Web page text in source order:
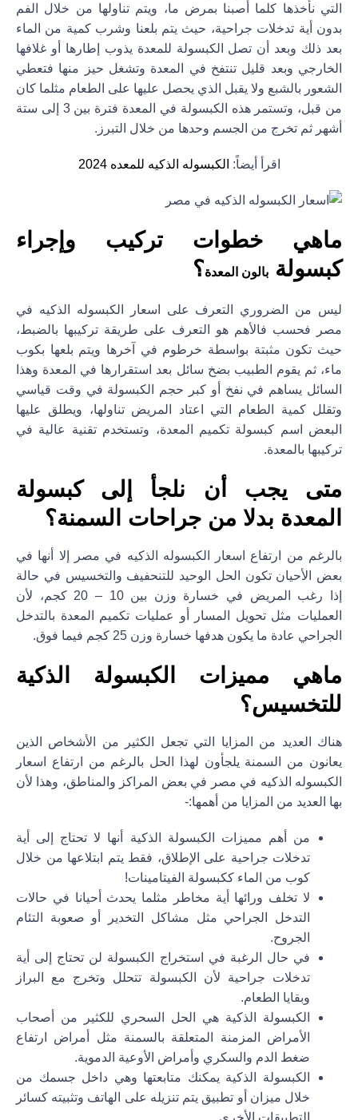
التي نأخذها كلما أصبنا بمرض ما، ويتم تناولها من خلال الفم
بدون أية تدخلات جراحية، حيث يتم بلعنا وشرب كمية من الماء
بعد ذلك وبعد أن تصل الكبسولة للمعدة يذوب إطارها أو غلافها
الخارجي وبعد قليل تنتفخ في المعدة وتشغل حيز منها فتعطي
الشعور بالشبع ولا يقبل الذي يحصل عليها على الطعام مثلما كان
من قبل، وتستمر هذه الكبسولة في المعدة فترة بين 3 إلى ستة
أشهر ثم تخرج من الجسم وحدها من خلال التبرز.
اقرأ أيضاً:الكبسوله الذكيه للمعده 2024
ماهي خطوات تركيب وإجراء
كبسولةبالون المعدة؟
ليس من الضروري التعرف على اسعار الكبسوله الذكيه في
مصر فحسب فالأهم هو التعرف على طريقة تركيبها بالضبط،
حيث تكون مثبتة بواسطة خرطوم في آخرها ويتم بلعها بكوب
ماء، ثم يقوم الطبيب بضخ سائل بعد استقرارها في المعدة وهذا
السائل يساهم في نفخ أو كبر حجم الكبسولة في وقت قياسي
وتقلل كمية الطعام التي اعتاد المريض تناولها، ويطلق عليها
البعض اسم كبسولة تكميم المعدة، وتستخدم تقنية عالية في
تركيبها بالمعدة.
متى يجب أن نلجأ إلى كبسولة
المعدة بدلا من جراحات السمنة؟
بالرغم من ارتفاع اسعار الكبسوله الذكيه في مصر إلا أنها في
بعض الأحيان تكون الحل الوحيد للتنحفيف والتخسيس في حالة
إذا رغب المريض في خسارة وزن بين 10 – 20 كجم، لأن
العمليات مثل تحويل المسار أو عمليات تكميم المعدة بالتدخل
الجراحي عادة ما يكون هدفها خسارة وزن 25 كجم فيما فوق.
ماهي مميزات الكبسولة الذكية
للتخسيس؟
هناك العديد من المزايا التي تجعل الكثير من الأشخاص الذين
يعانون من السمنة يلجأون لهذا الحل بالرغم من ارتفاع اسعار
الكبسوله الذكيه في مصر في بعض المراكز والمناطق، وهذا لأن
بها العديد من المزايا من أهمها:-
من أهم مميزات الكبسولة الذكية أنها لا تحتاج إلى أية
تدخلات جراحية على الإطلاق، فقط يتم ابتلاعها من خلال
كوب من الماء ككبسولة الفيتامينات!
لا تخلف ورائها أية مخاطر مثلما يحدث أحيانا في حالات
التدخل الجراحي مثل مشاكل التخدير أو صعوبة التئام
الجروح.
في حال الرغبة في استخراج الكبسولة لن تحتاج إلى أية
تدخلات جراحية لأن الكبسولة تتحلل وتخرج مع البراز
وبقايا الطعام.
الكبسولة الذكية هي الحل السحري للكثير من أصحاب
الأمراض المزمنة المتعلقة بالسمنة مثل أمراض ارتفاع
ضغط الدم والسكري وأمراض الأوعية الدموية.
الكبسولة الذكية يمكنك متابعتها وهي داخل جسمك من
خلال ميزان أو تطبيق يتم تنزيله على الهاتف وتثبيته كسائر
التطبيقات الأخرى.